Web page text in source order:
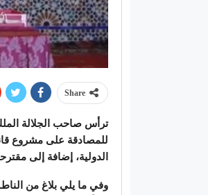
Share
ترأس صاحب الجلالة
للمصادقة على مشروع
الدولية، إضافة إلى
وفي ما يلي بلاغ من